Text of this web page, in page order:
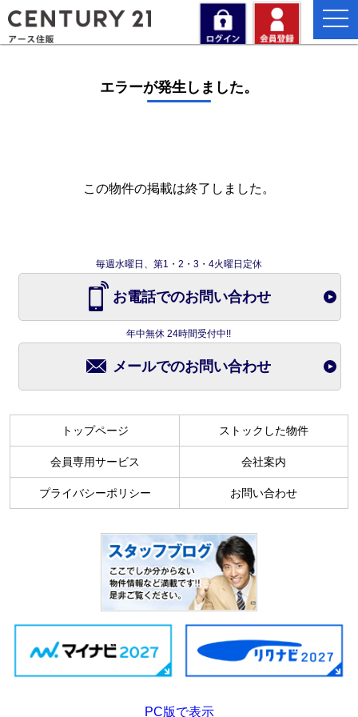
エラーが発生しました。
この物件の掲載は終了しました。
毎週水曜日、第1・2・3・4火曜日定休
お電話でのお問い合わせ
年中無休 24時間受付中!!
メールでのお問い合わせ
トップページ ストックした物件
会員専用サービス 会社案内
プライバシーポリシー お問い合わせ
PC版で表示